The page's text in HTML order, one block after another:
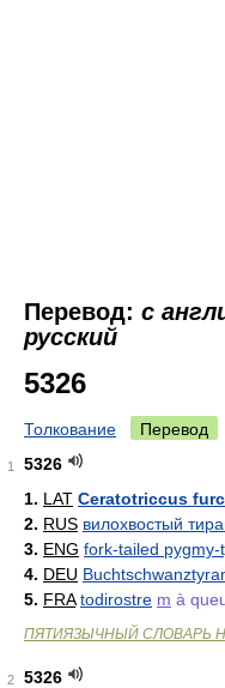
Перевод: с
русский
5326
Толкование Перевод
1
5326
1. LAT Ceratotriccus
2. RUS вилохвостый
3. ENG fork-tailed pygmy-
4. DEU
5. FRA todirostre m à
ПЯТИЯЗЫЧНЫЙ СЛОВАРЬ
2
5326